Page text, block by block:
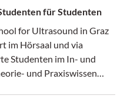
für Studenten
for Ultrasound in Graz
im Hörsaal und via
Studenten im In- und
und Praxiswissen